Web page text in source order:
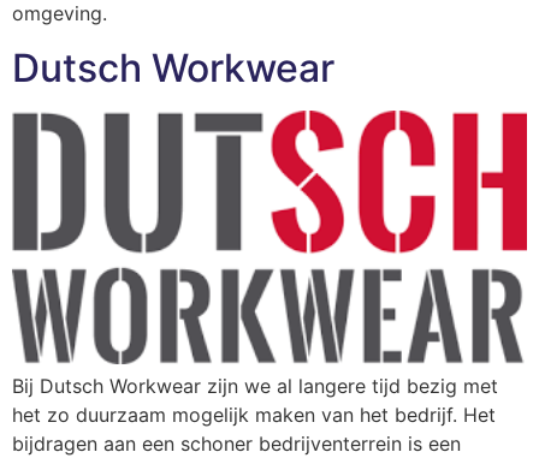
omgeving.
Dutsch Workwear
Bij Dutsch Workwear zijn we al langere tijd bezig met
het zo duurzaam mogelijk maken van het bedrijf. Het
bijdragen aan een schoner bedrijventerrein is een